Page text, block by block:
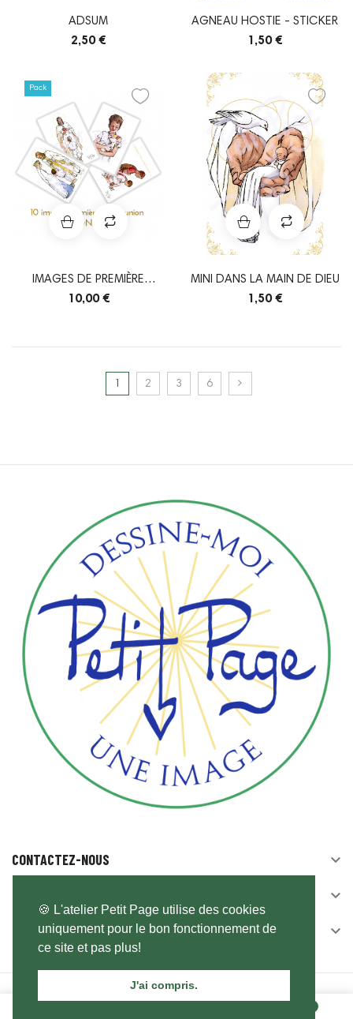
🍪 L'atelier Petit Page utilise des cookies
uniquement pour le bon fonctionnement de
ce site et pas plus!
J'ai compris.
ADSUM
2,50 €
AGNEAU HOSTIE - STICKER
1,50 €
Pack
IMAGES DE PREMIÈRE
COMMUNION - GARÇON...
10,00 €
MINI DANS LA MAIN DE DIEU
1,50 €
1 2 3 6
CONTACTEZ-NOUS 

NEWSLETTER 
© 2026 - Logiciel de commerce électronique par PrestaShop™